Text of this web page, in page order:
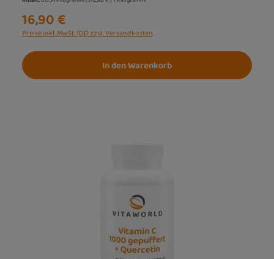
16,90 €
Preise inkl. MwSt. (DE) zzgl. Versandkosten
In den Warenkorb